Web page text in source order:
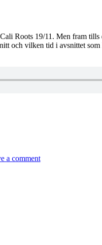
Roots 19/11. Men fram
och vilken tid i avsnittet
a commentmeddelande